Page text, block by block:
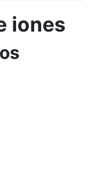
iones